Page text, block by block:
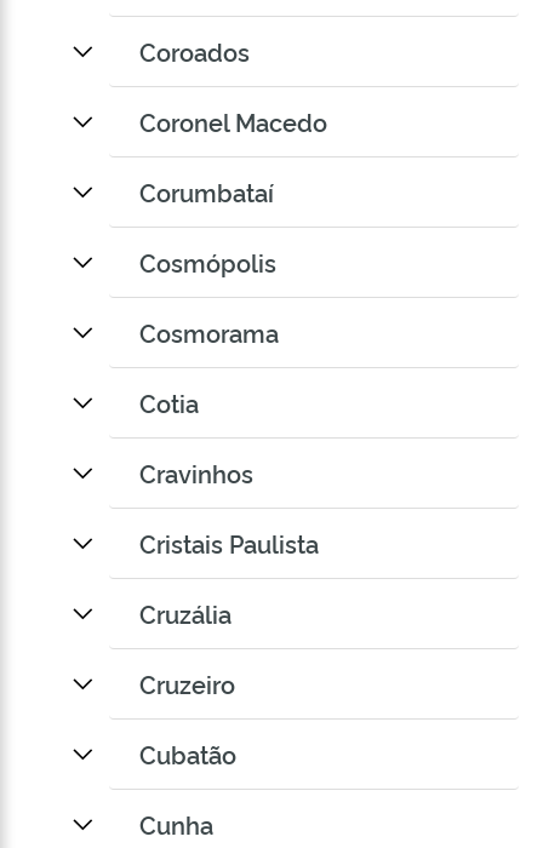
Coroados
Coronel Macedo
Corumbataí
Cosmópolis
Cosmorama
Cotia
Cravinhos
Cristais Paulista
Cruzália
Cruzeiro
Cubatão
Cunha